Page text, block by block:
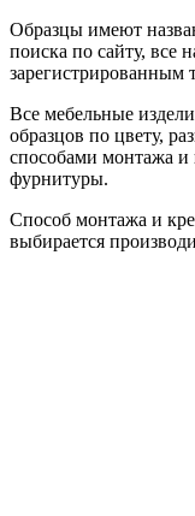
Образцы имеют
поиска по сайту, все
зарегистрированным
Все мебельные
образцов по цвету,
способами монтажа
фурнитуры.
Способ монтажа и
выбирается